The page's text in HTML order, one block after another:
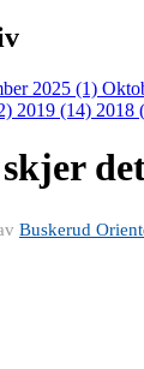
2025 (1)
2019 (14) 2018
Buskerud